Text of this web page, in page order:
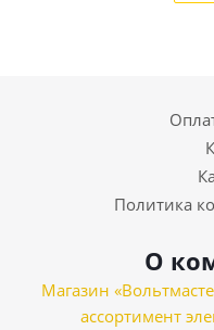
Политика
О
Магазин
ассортимент